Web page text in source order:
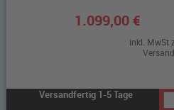
1.099,00 €
inkl. MwSt
Versand
Versandfertig 1-5 Tage